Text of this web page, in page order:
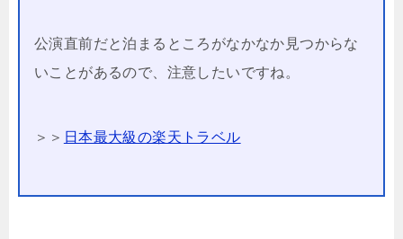
公演直前だと泊まるところがなかなか見つからな
いことがあるので、注意したいですね。
＞＞ 日本最大級の楽天トラベル